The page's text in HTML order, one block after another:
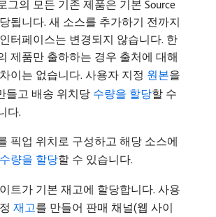
그의 모든 기존 제품은 기본 Source
됩니다. 새 소스를 추가하기 전까지
터페이스는 변경되지 않습니다. 한
제품만 출하하는 경우 출처에 대해
이는 없습니다. 사용자 지정 원본을
들고 배송 위치당 수량을 할당할 수
다.
픽업 위치로 구성하고 해당 소스에
수량을 할당할 수 있습니다.
트가 기본 재고에 할당합니다. 사용
재고를 만들어 판매 채널(웹 사이